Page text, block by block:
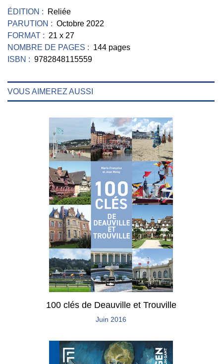
ÉDITION :
Reliée
PARUTION : Octobre 2022
FORMAT : 21 x 27
NOMBRE DE PAGES : 144 pages
ISBN : 9782848115559
VOUS AIMEREZ AUSSI
100 clés de Deauville et Trouville
Juin 2016